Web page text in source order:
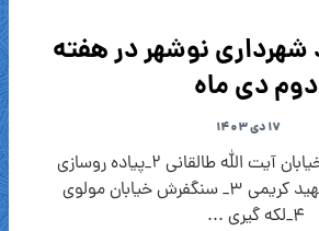
شهرداری نوشهر در هفته
دوم دی ماه
۱۷ دی ۱۴۰۳
۱_لکه گیری آسفالت خیابان آیت الله طالقانی ۲_پیاده روسازی
ضلع شمالی بلوار شهید کریمی ۳_ سنگفرش خیابان مولوی
۴_لکه گیری ...